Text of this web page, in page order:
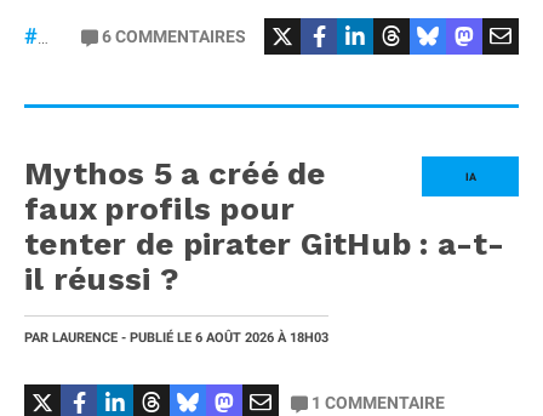
#gt53 #Mercedes
6COMMENTAIRES
IA
Mythos 5 a créé de
faux profils pour
tenter de pirater GitHub : a-t-
il réussi ?
PAR LAURENCE - PUBLIÉ LE 6 AOÛT 2026 À 18H03
1 COMMENTAIRE